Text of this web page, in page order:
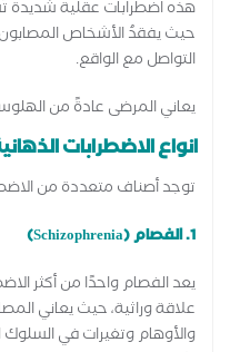
هذه اضطرابات عقلية شديدة
حيث يفقدُ الأشخاص المصابون
التواصل مع الواقع.
يعاني المرضى عادةً من
انواع الاضطرابات
توجد أصناف متعددة من
1. الفصام (Schizophrenia)
يعد الفصام واحدًا من أكثر
علاقة وراثية، حيث يعاني
والأوهام وتغيرات في السلوك